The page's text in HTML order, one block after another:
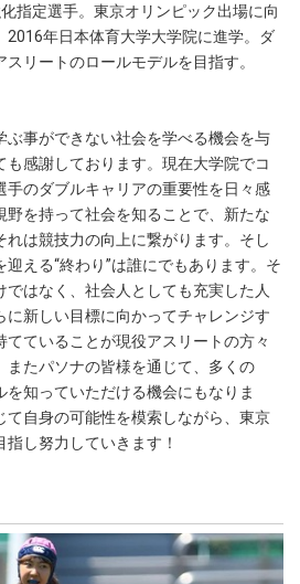
指定選手。東京オリンピック出場に向
2016年日本体育大学大学院に進学。ダ
リートのロールモデルを目指す。
ぶ事ができない社会を学べる機会を与
も感謝しております。現在大学院でコ
手のダブルキャリアの重要性を日々感
野を持って社会を知ることで、新たな
は競技力の向上に繋がります。そし
える“終わり”は誰にでもあります。そ
はなく、社会人としても充実した人
に新しい目標に向かってチャレンジす
ていることが現役アスリートの方々
またパソナの皆様を通じて、多くの
知っていただける機会にもなりま
て自身の可能性を模索しながら、東京
し努力していきます！